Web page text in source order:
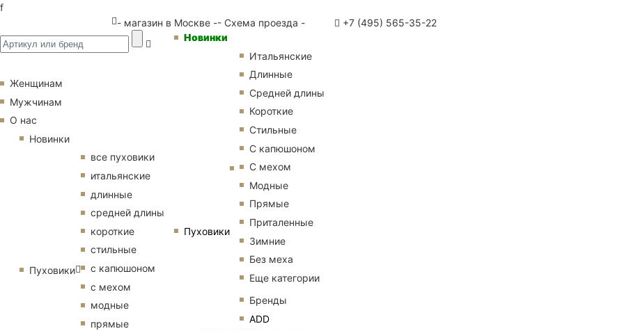
f
- магазин в Москве -- Схема проезда - +7 (495) 565-35-22
Новинки
Пуховики
Итальянские
Длинные
Средней длины
Короткие
Стильные
С капюшоном
С мехом
Модные
Прямые
Приталенные
Зимние
Без меха
Еще категории
Бренды
ADD
Женщинам
Мужчинам
О нас
Новинки
Пуховики
все пуховики
итальянские
длинные
средней длины
короткие
стильные
с капюшоном
с мехом
модные
прямые